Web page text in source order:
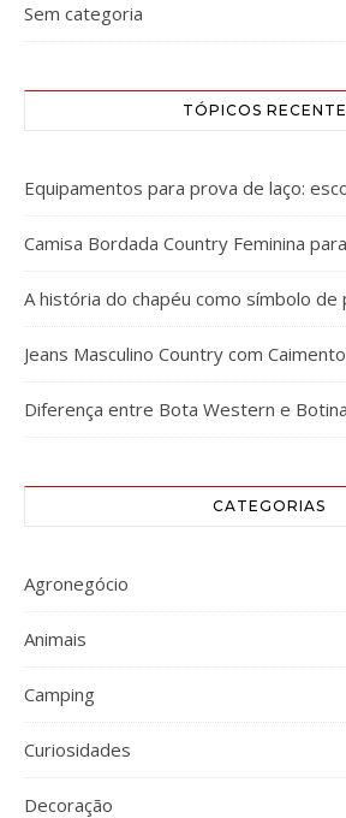
Sem categoria
TÓPICOS
Equipamentos para prova de laço:
Camisa Bordada Country Feminina
A história do chapéu como símbolo
Jeans Masculino Country com
Diferença entre Bota Western e
CATEGORIAS
Agronegócio
Animais
Camping
Curiosidades
Decoração